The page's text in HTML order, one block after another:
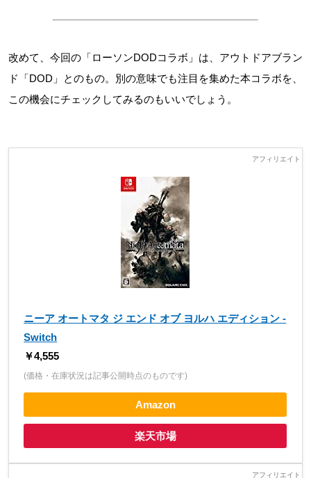
改めて、今回の「ローソンDODコラボ」は、アウトドアブラン
ド「DOD」とのもの。別の意味でも注目を集めた本コラボを、
この機会にチェックしてみるのもいいでしょう。
ニーア オートマタ ジ エンド オブ ヨルハ エディション -
Switch
￥4,555
(価格・在庫状況は記事公開時点のものです)
Amazon
楽天市場